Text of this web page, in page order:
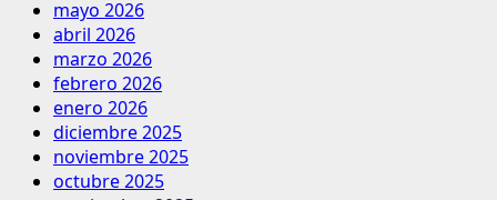
mayo 2026
abril 2026
marzo 2026
febrero 2026
enero 2026
diciembre 2025
noviembre 2025
octubre 2025